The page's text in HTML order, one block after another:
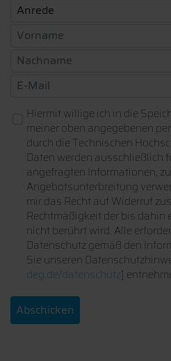
Hiermit willige ich in die
meiner oben angegebenen
durch die Technischen
Daten werden ausschließlich
angefragten Informationen,
Angebotsunterbreitung
mir das Recht auf Widerruf
Rechtmäßigkeit der bis
nicht berührt wird. Alle
Datenschutz gemäß den
Sie unseren
deg.de/datenschutz]